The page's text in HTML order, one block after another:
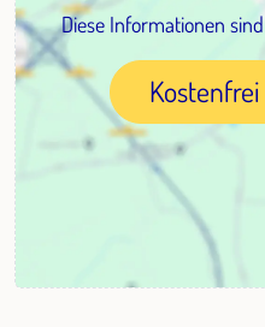
Diese Informationen